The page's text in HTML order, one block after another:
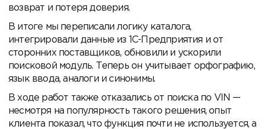
возврат и потеря доверия.
В итоге мы переписали логику каталога,
интегрировали данные из 1С-Предприятия и от
сторонних поставщиков, обновили и ускорили
поисковой модуль. Теперь он учитывает орфографию,
язык ввода, аналоги и синонимы.
В ходе работ также отказались от поиска по VIN —
несмотря на популярность такого решения, опыт
клиента показал, что функция почти не используется, а